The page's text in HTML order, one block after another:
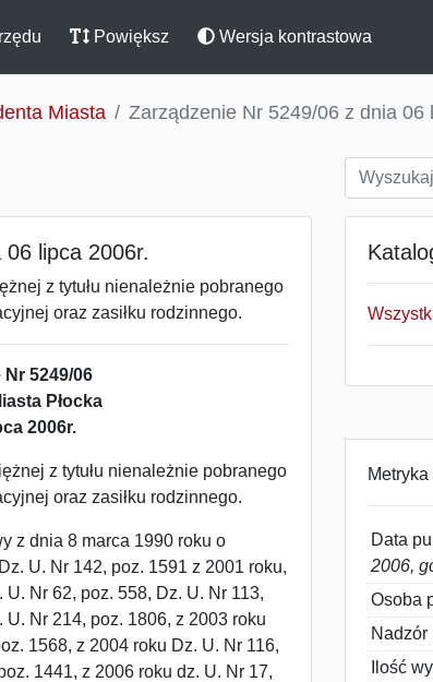
Powiększ Wersja kontrastowa
Miasta Zarządzenie Nr 5249/06 z dnia 06
lipca 2006r.
z tytułu nienależnie pobranego
oraz zasiłku rodzinnego.
5249/06
Płocka
2006r.
z tytułu nienależnie pobranego
oraz zasiłku rodzinnego.
z dnia 8 marca 1990 roku o
U. Nr 142, poz. 1591 z 2001 roku,
Nr 62, poz. 558, Dz. U. Nr 113,
Nr 214, poz. 1806, z 2003 roku
1568, z 2004 roku Dz. U. Nr 116,
1441, z 2006 roku dz. U. Nr 17,
Data
2006,
Osoba
Nadzór
Ilość